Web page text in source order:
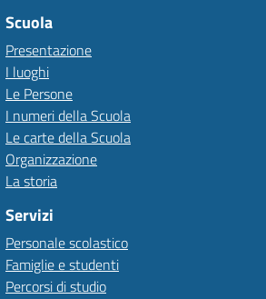
Scuola
Presentazione
I luoghi
Le Persone
I numeri della Scuola
Le carte della Scuola
Organizzazione
La storia
Servizi
Personale scolastico
Famiglie e studenti
Percorsi di studio